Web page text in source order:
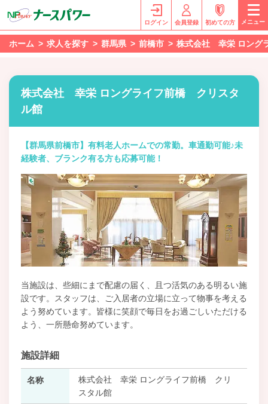
ログイン 会員登録 初めての方 メニュー
ホーム 求人を探す 群馬県 前橋市 株式会社 幸栄 ロング
株式会社 幸栄 ロングライフ前橋 クリスタ
ル館
【群馬県前橋市】有料老人ホームでの常勤。車通勤可能♪未
経験者、ブランク有る方も応募可能！
当施設は、些細にまで配慮の届く、且つ活気のある明るい施
設です。スタッフは、ご入居者の立場に立って物事を考える
よう努めています。皆様に笑顔で毎日をお過ごしいただける
よう、一所懸命努めています。
施設詳細
名称
株式会社 幸栄 ロングライフ前橋 クリ
スタル館